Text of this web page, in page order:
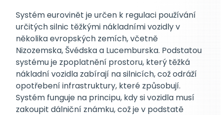
Systém eurovinět je určen k regulaci používání
určitých silnic těžkými nákladními vozidly v
několika evropských zemích, včetně
Nizozemska, Švédska a Lucemburska. Podstatou
systému je zpoplatnění prostoru, který těžká
nákladní vozidla zabírají na silnicích, což odráží
opotřebení infrastruktury, které způsobují.
Systém funguje na principu, kdy si vozidla musí
zakoupit dálniční známku, což je v podstatě